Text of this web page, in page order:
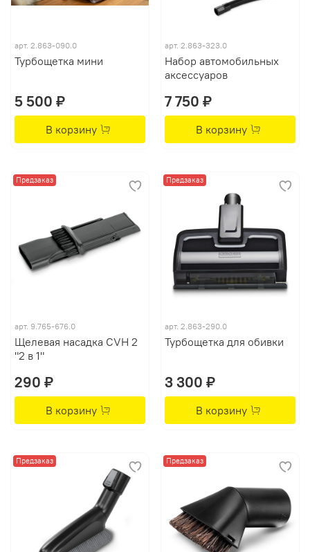
арт. 2.863-090.0
Турбощетка мини
5 500 ₽
В корзину
арт. 2.863-323.0
Набор автомобильных
аксессуаров
7 750 ₽
В корзину
Предзаказ
арт. 9.765-676.0
Щелевая насадка CVH 2
"2 в 1"
290 ₽
В корзину
Предзаказ
арт. 2.863-290.0
Турбощетка для обивки
3 300 ₽
В корзину
Предзаказ Предзаказ